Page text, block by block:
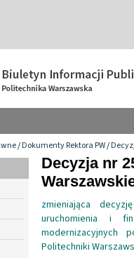
/Dokumenty Rektora PW/
Decyzja nr
zmieniająca
uruchomienia i
modernizacyjnych
Politechniki